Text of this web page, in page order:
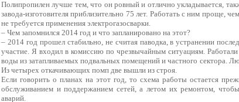
Полипропилен лучше тем, что он ровный и отлично укладывается,
завода-изготовителя приблизительно 75 лет. Работать с ним проще,
не требуется применения электрогазосварки.
– Чем запомнился 2014 год и что запланировано на этот?
– 2014 год прошел стабильно, не считая паводка, в устранении
участие. Я входил в комиссию по чрезвычайным ситуациям.
воды из затапливаемых подвальных помещений и частного сектора.
Из четырех откачивающих помп две вышли из строя.
Если говорить о планах на этот год, то схема работы остается
обслуживанием и поддержанием сетей, а летом их ремонтом,
аварий.